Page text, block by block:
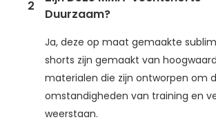
2
Duurzaam?
Ja, deze op maat gemaakte
shorts zijn gemaakt van
materialen die zijn ontworpen om
omstandigheden van training en
weerstaan.